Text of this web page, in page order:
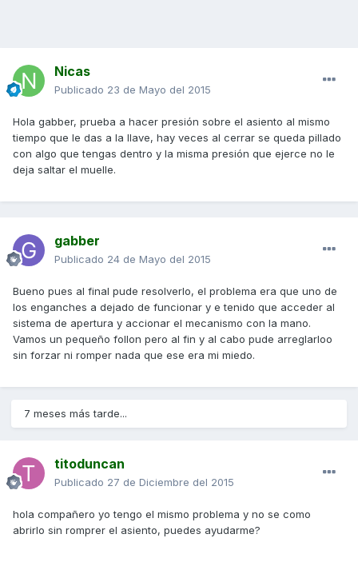
Nicas
Publicado 23 de Mayo del 2015
Hola gabber, prueba a hacer presión sobre el asiento al mismo
tiempo que le das a la llave, hay veces al cerrar se queda pillado
con algo que tengas dentro y la misma presión que ejerce no le
deja saltar el muelle.
gabber
Publicado 24 de Mayo del 2015
Bueno pues al final pude resolverlo, el problema era que uno de
los enganches a dejado de funcionar y e tenido que acceder al
sistema de apertura y accionar el mecanismo con la mano.
Vamos un pequeño follon pero al fin y al cabo pude arreglarloo
sin forzar ni romper nada que ese era mi miedo.
7 meses más tarde...
titoduncan
Publicado 27 de Diciembre del 2015
hola compañero yo tengo el mismo problema y no se como
abrirlo sin romprer el asiento, puedes ayudarme?